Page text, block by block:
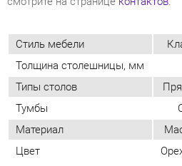
Типы столов
Материал
Цвет
Орех
ОТЗЫВЫ
Пока нет отзывов, поделитесь
ДОБАВИТЬ